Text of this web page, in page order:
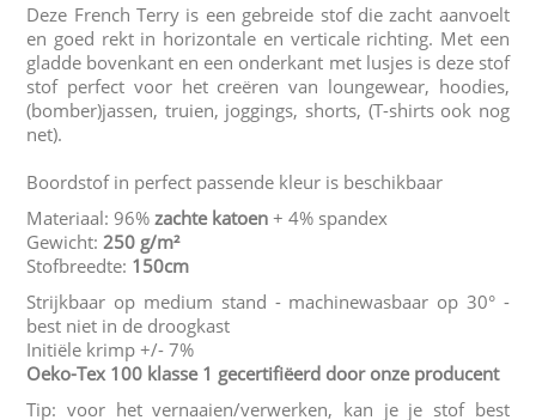
Deze French Terry is een gebreide stof die zacht aanvoelt
en goed rekt in horizontale en verticale richting. Met een
gladde bovenkant en een onderkant met lusjes is deze stof
stof perfect voor het creëren van loungewear, hoodies,
(bomber)jassen, truien, joggings, shorts, (T-shirts ook nog
net).
Boordstof in perfect passende kleur is beschikbaar
Materiaal: 96%zachte katoen + 4% spandex
Gewicht: 250 g/m²
Stofbreedte: 150cm
Strijkbaar op medium stand - machinewasbaar op 30° -
best niet in de droogkast
Initiële krimp +/- 7%
Oeko-Tex 100 klasse 1 gecertifiëerd door onze producent
Tip: voor het vernaaien/verwerken, kan je je stof best